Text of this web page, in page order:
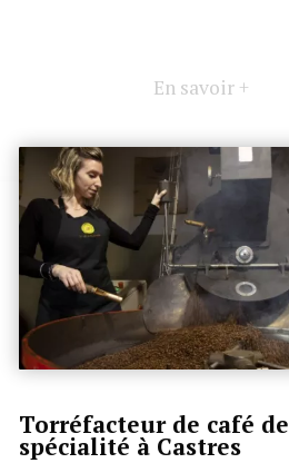
En savoir +
Torréfacteur de café de
spécialité à Castres